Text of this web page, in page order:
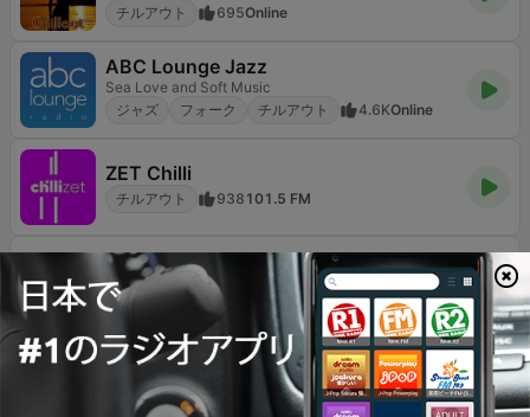
チルアウト
695Online
ABC Lounge Jazz
Sea Love and Soft Music
ジャズ
フォーク チルアウト 4.6KOnline
ZET Chilli
チルアウト 938 101.5 FM
LoFi Vibes
Your space for calm, focused sound
チルアウト
139 Online